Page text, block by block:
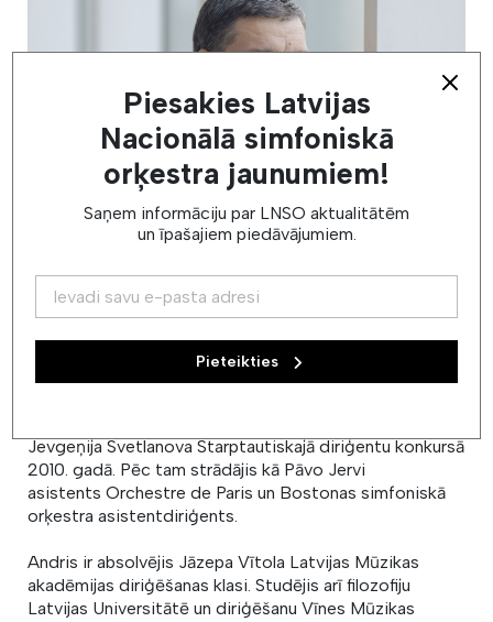
Jevgeņija Svetlanova Starptautiskajā diriģentu konkursā
2010. gadā. Pēc tam strādājis kā Pāvo Jervi
asistents Orchestre de Paris un Bostonas simfoniskā
orķestra asistentdiriģents.
Andris ir absolvējis Jāzepa Vītola Latvijas Mūzikas
akadēmijas diriģēšanas klasi. Studējis arī filozofiju
Latvijas Universitātē un diriģēšanu Vīnes Mūzikas
Piesakies Latvijas
Nacionālā simfoniskā
orķestra jaunumiem!
Saņem informāciju par LNSO aktualitātēm
un īpašajiem piedāvājumiem.
Pieteikties